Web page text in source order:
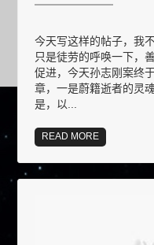
今天写这样的帖子，我
只是徒劳的呼唤一下，
促进，今天孙志刚案终
章，一是蔚籍逝者的灵
是，以...
READ MORE